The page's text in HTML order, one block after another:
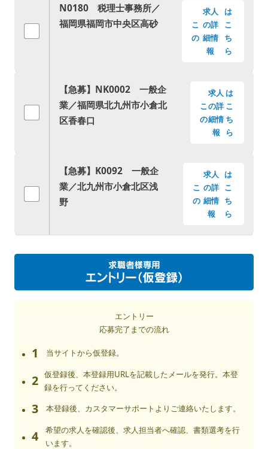
N0180 税理士事務所／
福岡県福岡市中央区高砂
こ
の
求人
の詳
細情
報
は
こ
ち
ら
【急募】NK0002 一般企
業／福岡県北九州市小倉北
区香春口
こ
の
求人
の詳
細情
報
は
こ
ち
ら
【急募】K0092 一般企
業／北九州市小倉北区浅
野
こ
の
求人
の詳
細情
報
は
こ
ち
ら
エントリー
応募完了までの流れ
1 当サイトから仮登録。
2 仮登録後、本登録用URLを記載したメールを発行。本登
録を行ってください。
3 本登録後、カスタマーサポートよりご連絡いたします。
4
希望の求人を確認後、求人担当者へ確認、書類選考を行
います。